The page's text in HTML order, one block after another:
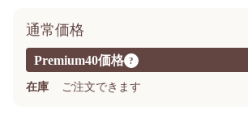
Premium40価格 ?
通常価格
在庫 ご注文できます